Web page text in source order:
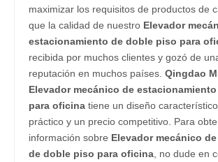
maximizar los requisitos de productos de
que la calidad de nuestro Elevador
estacionamiento de doble piso para
recibida por muchos clientes y gozó de
reputación en muchos países. Qingdao
Elevador mecánico de
para oficina tiene un diseño
práctico y un precio competitivo. Para
información sobre Elevador mecánico
de doble piso para oficina , no dude en